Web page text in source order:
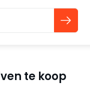
capaciteit voor
met aanvullende
te koop